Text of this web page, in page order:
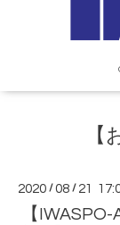
【
2020 /08 / 21
【